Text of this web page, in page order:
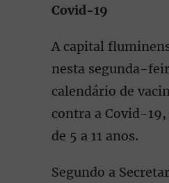
Covid-19
A capital
nesta segunda-
calendário de
contra a Covid-19,
de 5 a 11 anos.
Segundo a